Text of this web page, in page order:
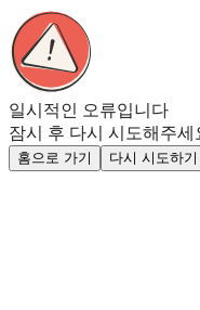
일시적인 오류입니다
잠시 후 다시 시도해주세
홈으로 가기 다시 시도하기